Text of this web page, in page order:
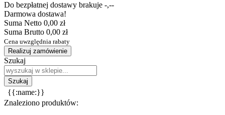
Do bezpłatnej dostawy brakuje -,--
Darmowa dostawa!
Suma Netto 0,00 zł
Suma Brutto 0,00 zł
Cena uwzględnia rabaty
Realizuj zamówienie
Szukaj
{{:name:}}
Znaleziono produktów: